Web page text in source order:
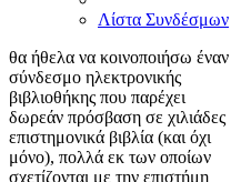
Λίστα Συνδέσμων
θα ήθελα να κοινοποιήσω έναν
σύνδεσμο ηλεκτρονικής
βιβλιοθήκης που παρέχει
δωρεάν πρόσβαση σε χιλιάδες
επιστημονικά βιβλία (και όχι
μόνο), πολλά εκ των οποίων
σχετίζονται με την επιστήμη